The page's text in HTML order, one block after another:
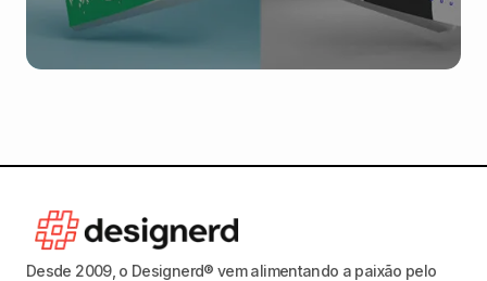
Desde 2009, o Designerd® vem alimentando a paixão pelo